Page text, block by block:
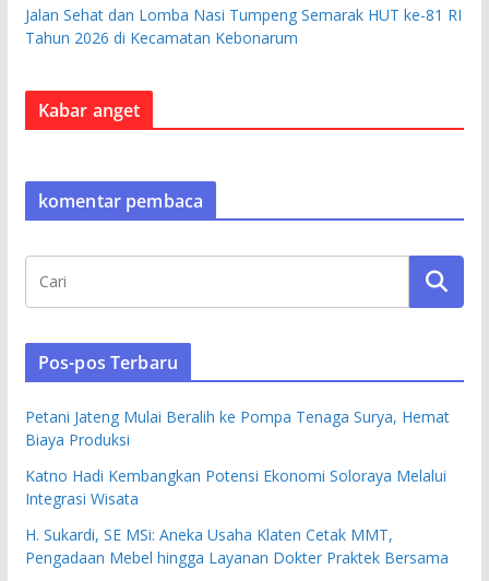
Jalan Sehat dan Lomba Nasi Tumpeng Semarak HUT ke-81 RI
Tahun 2026 di Kecamatan Kebonarum
Kabar anget
komentar pembaca
Pos-pos Terbaru
Petani Jateng Mulai Beralih ke Pompa Tenaga Surya, Hemat
Biaya Produksi
Katno Hadi Kembangkan Potensi Ekonomi Soloraya Melalui
Integrasi Wisata
H. Sukardi, SE MSi: Aneka Usaha Klaten Cetak MMT,
Pengadaan Mebel hingga Layanan Dokter Praktek Bersama